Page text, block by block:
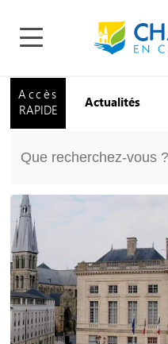
Accès
RAPIDE
Actualités